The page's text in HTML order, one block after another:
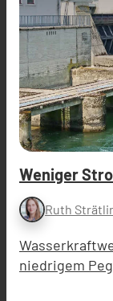
Weniger
Ruth
niedrigem